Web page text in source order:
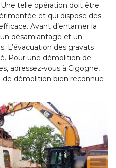
telle opération doit être
et qui dispose des
Avant d’entamer la
désamiantage et un
L’évacuation des gravats
Pour une démolition de
adressez-vous à Cigogne,
de démolition bien reconnue